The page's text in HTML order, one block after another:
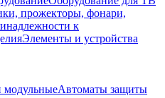
прожекторы, фонари,
к
Элементы и устройства
модульныеАвтоматы защиты